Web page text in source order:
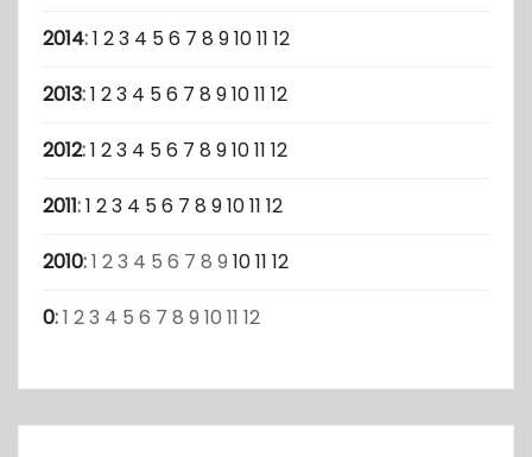
2014:1 23 4 56 7 8 91011 12
2013:1 23 4 56 7 8 91011 12
2012:1 23 4 56 7 8 91011 12
2011:1 23 4 56 7 8 91011 12
2010:1 23 4 5 6 7 8 9 1011 12
0:1 23 4 5 6 7 8 9 10 11 12